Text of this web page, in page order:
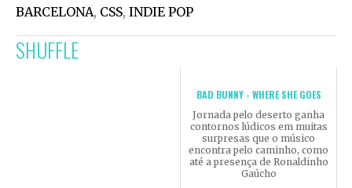
BARCELONA, CSS, INDIE POP
SHUFFLE
BAD BUNNY - WHERE SHE GOES
Jornada pelo deserto ganha
contornos lúdicos em muitas
surpresas que o músico
encontra pelo caminho, como
até a presença de Ronaldinho
Gaúcho